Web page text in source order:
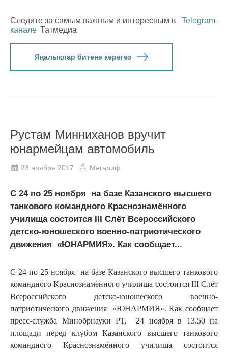
Следите за самым важным и интересным в
Telegram-
канале Татмедиа
Яңалыклар битенә керегез
Рустам Минниханов вручит
юнармейцам автомобиль
23 ноября 2017 Мәгариф
С 24 по 25 ноября на базе Казанского высшего
танкового командного Краснознамённого
училища состоится III Слёт Всероссийского
детско-юношеского военно-патриотического
движения «ЮНАРМИЯ». Как сообщает...
С 24 по 25 ноября на базе Казанского высшего танкового
командного Краснознамённого училища состоится III Слёт
Всероссийского детско-юношеского военно-
патриотического движения «ЮНАРМИЯ». Как сообщает
пресс-служба Минобрнауки РТ, 24 ноября в 13.50 на
площади перед клубом Казанского высшего танкового
командного Краснознамённого училища состоится